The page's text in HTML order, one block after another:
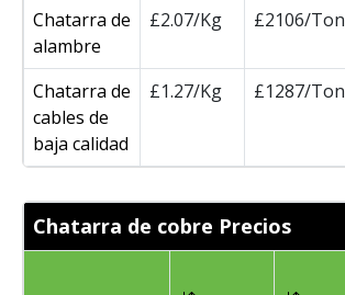
Chatarra de
alambre
£2.07/Kg £2106/Ton
Chatarra de
cables de
baja calidad
£1.27/Kg £1287/Ton
Chatarra de cobre Precios